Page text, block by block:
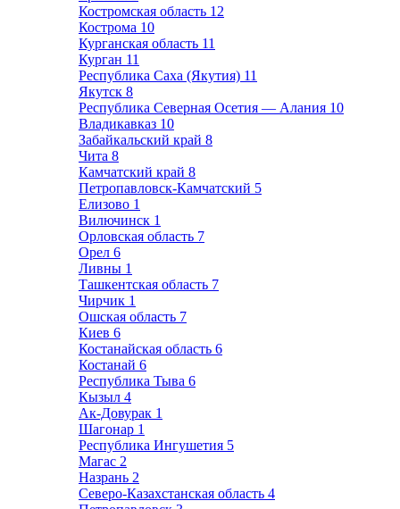
Костромская область 12
Кострома 10
Курганская область 11
Курган 11
Республика Саха (Якутия) 11
Якутск 8
Республика Северная Осетия — Алания 10
Владикавказ 10
Забайкальский край 8
Чита 8
Камчатский край 8
Петропавловск-Камчатский 5
Елизово 1
Вилючинск 1
Орловская область 7
Орел 6
Ливны 1
Ташкентская область 7
Чирчик 1
Ошская область 7
Киев 6
Костанайская область 6
Костанай 6
Республика Тыва 6
Кызыл 4
Ак-Довурак 1
Шагонар 1
Республика Ингушетия 5
Магас 2
Назрань 2
Северо-Казахстанская область 4